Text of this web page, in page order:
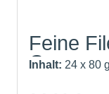
Feine
Ge...
Inhalt: 24 x 80 g